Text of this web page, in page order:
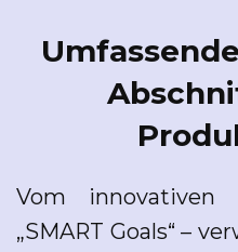
Vom innovativen
„SMART Goals“ –